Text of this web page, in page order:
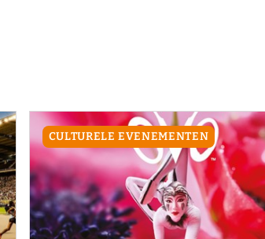
CULTURELE EVENEMENTEN